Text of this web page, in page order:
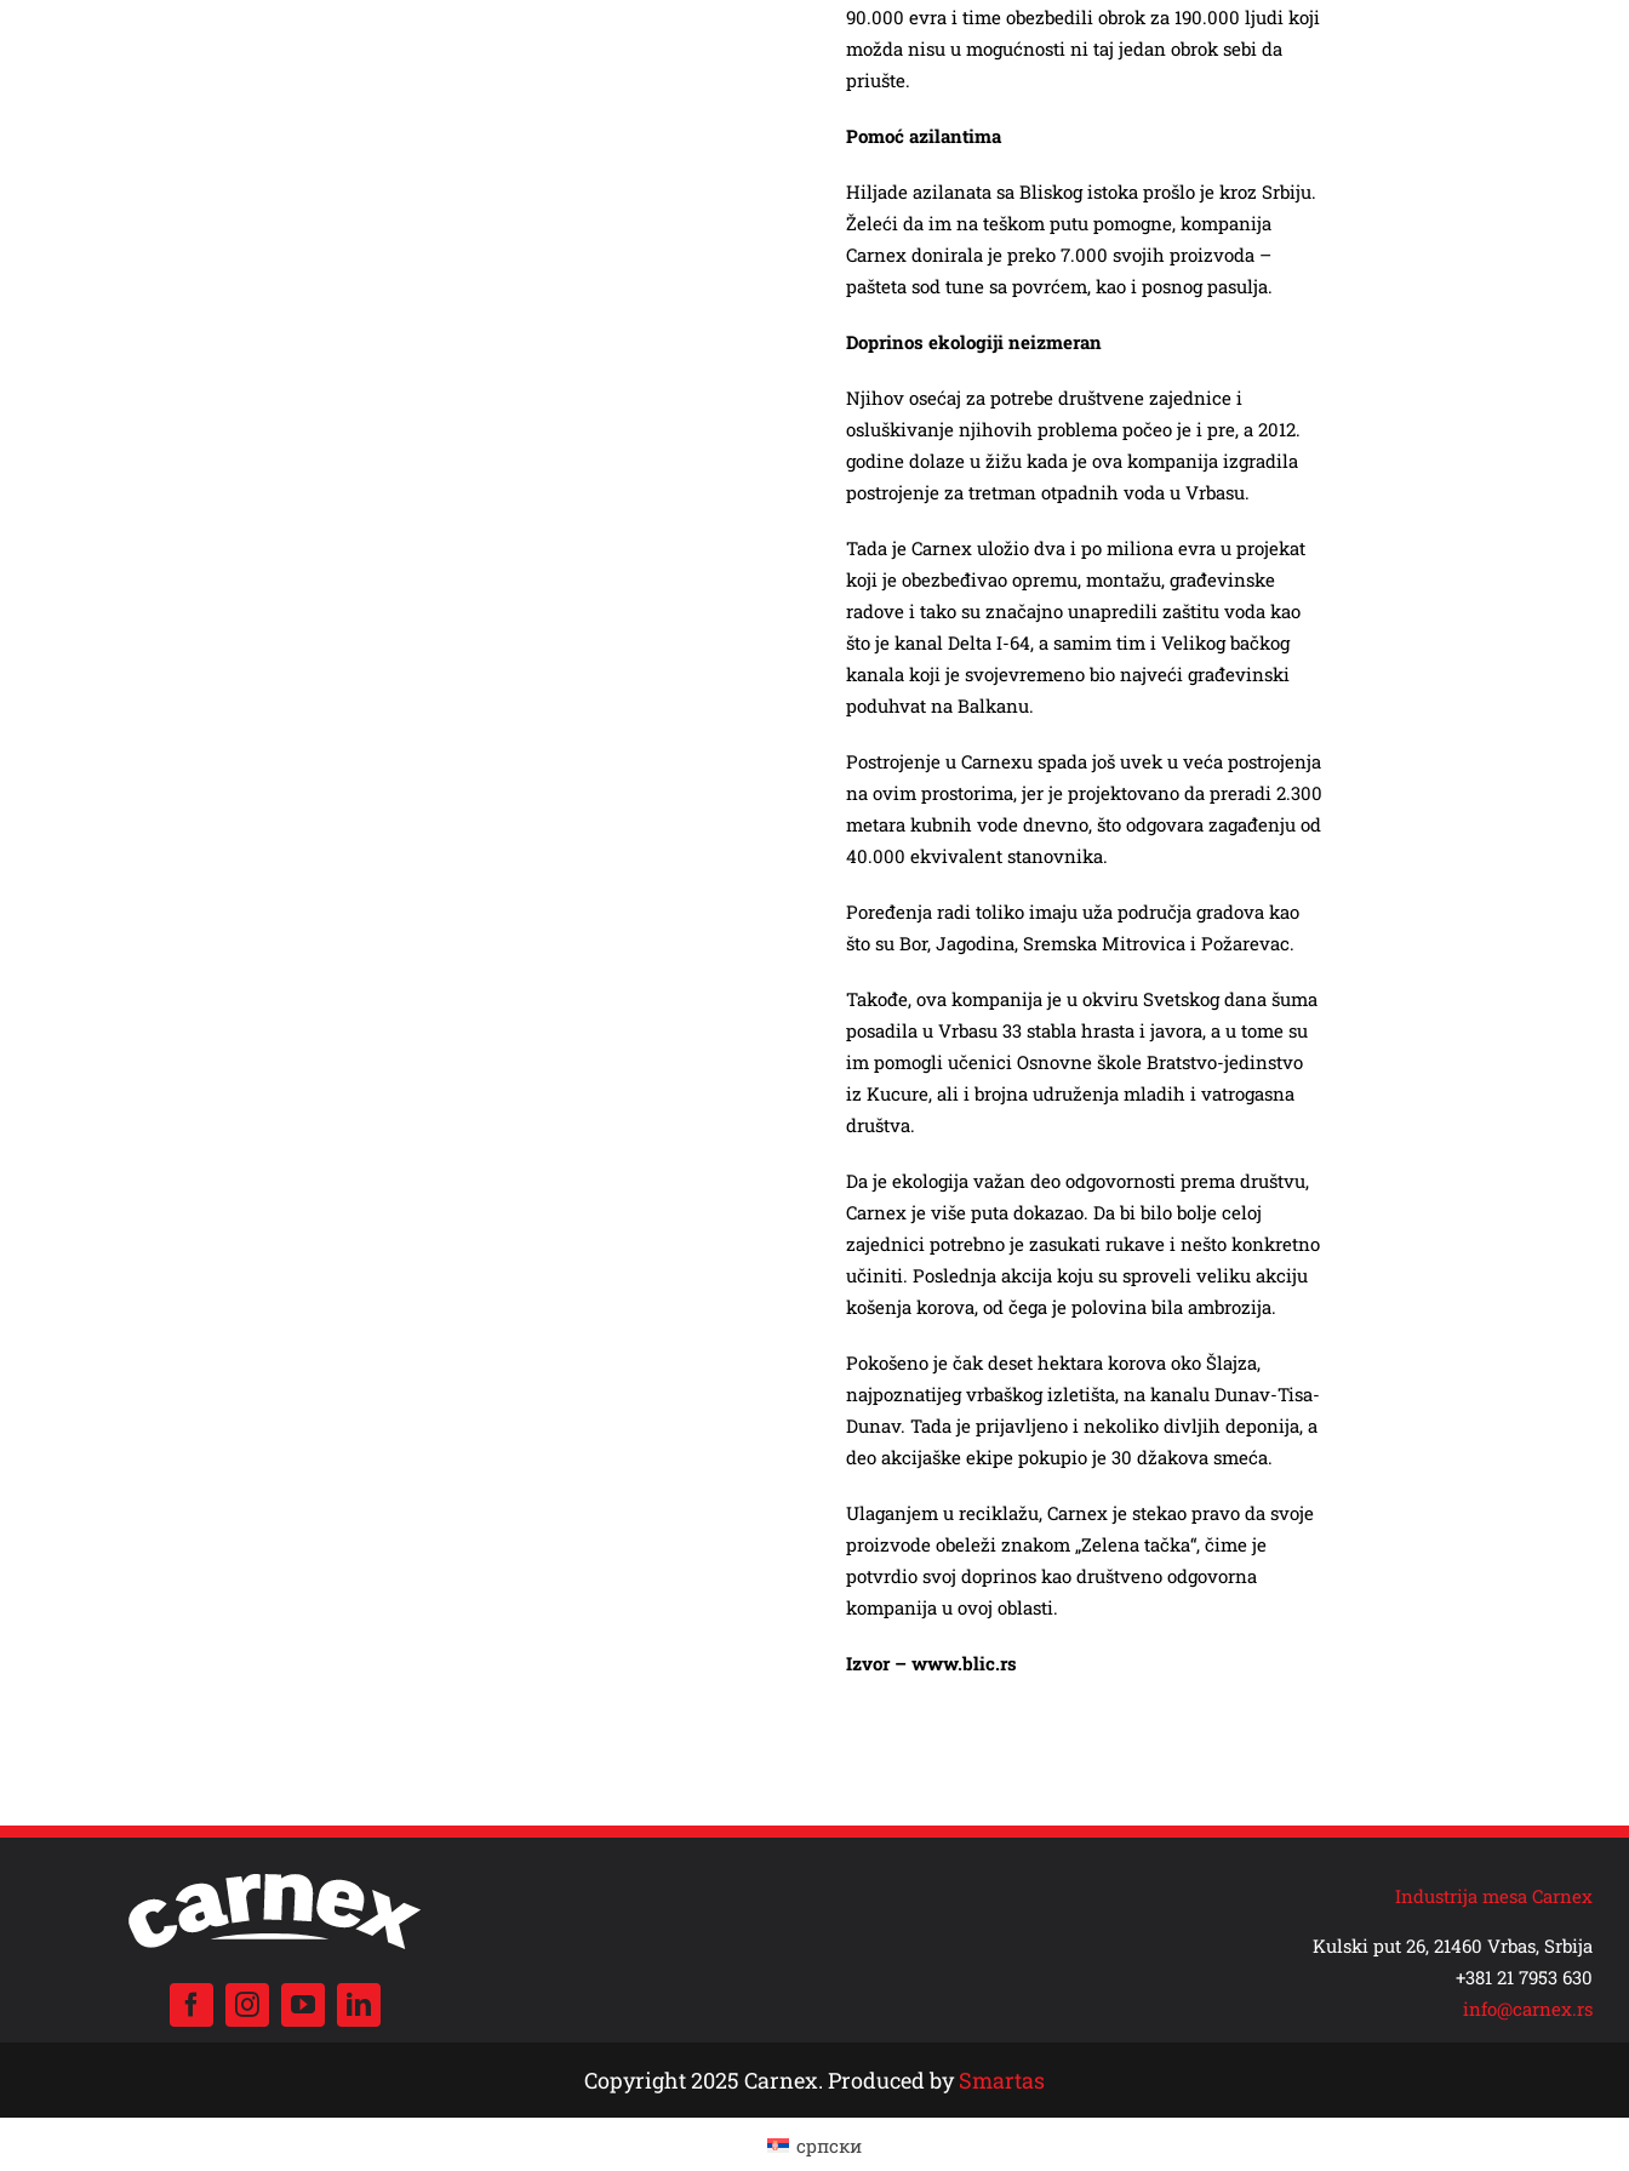
90.000 evra i time obezbedili obrok za 190.000 ljudi koji
možda nisu u mogućnosti ni taj jedan obrok sebi da
priušte.
Pomoć azilantima
Hiljade azilanata sa Bliskog istoka prošlo je kroz Srbiju.
Želeći da im na teškom putu pomogne, kompanija
Carnex donirala je preko 7.000 svojih proizvoda –
pašteta sod tune sa povrćem, kao i posnog pasulja.
Doprinos ekologiji neizmeran
Njihov osećaj za potrebe društvene zajednice i
osluškivanje njihovih problema počeo je i pre, a 2012.
godine dolaze u žižu kada je ova kompanija izgradila
postrojenje za tretman otpadnih voda u Vrbasu.
Tada je Carnex uložio dva i po miliona evra u projekat
koji je obezbeđivao opremu, montažu, građevinske
radove i tako su značajno unapredili zaštitu voda kao
što je kanal Delta I-64, a samim tim i Velikog bačkog
kanala koji je svojevremeno bio najveći građevinski
poduhvat na Balkanu.
Postrojenje u Carnexu spada još uvek u veća postrojenja
na ovim prostorima, jer je projektovano da preradi 2.300
metara kubnih vode dnevno, što odgovara zagađenju od
40.000 ekvivalent stanovnika.
Poređenja radi toliko imaju uža područja gradova kao
što su Bor, Jagodina, Sremska Mitrovica i Požarevac.
Takođe, ova kompanija je u okviru Svetskog dana šuma
posadila u Vrbasu 33 stabla hrasta i javora, a u tome su
im pomogli učenici Osnovne škole Bratstvo-jedinstvo
iz Kucure, ali i brojna udruženja mladih i vatrogasna
društva.
Da je ekologija važan deo odgovornosti prema društvu,
Carnex je više puta dokazao. Da bi bilo bolje celoj
zajednici potrebno je zasukati rukave i nešto konkretno
učiniti. Poslednja akcija koju su sproveli veliku akciju
košenja korova, od čega je polovina bila ambrozija.
Pokošeno je čak deset hektara korova oko Šlajza,
najpoznatijeg vrbaškog izletišta, na kanalu Dunav-Tisa-
Dunav. Tada je prijavljeno i nekoliko divljih deponija, a
deo akcijaške ekipe pokupio je 30 džakova smeća.
Ulaganjem u reciklažu, Carnex je stekao pravo da svoje
proizvode obeleži znakom „Zelena tačka“, čime je
potvrdio svoj doprinos kao društveno odgovorna
kompanija u ovoj oblasti.
Izvor – www.blic.rs
Industrija mesa Carnex
Kulski put 26, 21460 Vrbas, Srbija
+381 21 7953 630
info@carnex.rs
Copyright 2025 Carnex. Produced bySmartas
српски